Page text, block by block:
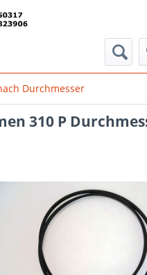
Durchmesser
310 P